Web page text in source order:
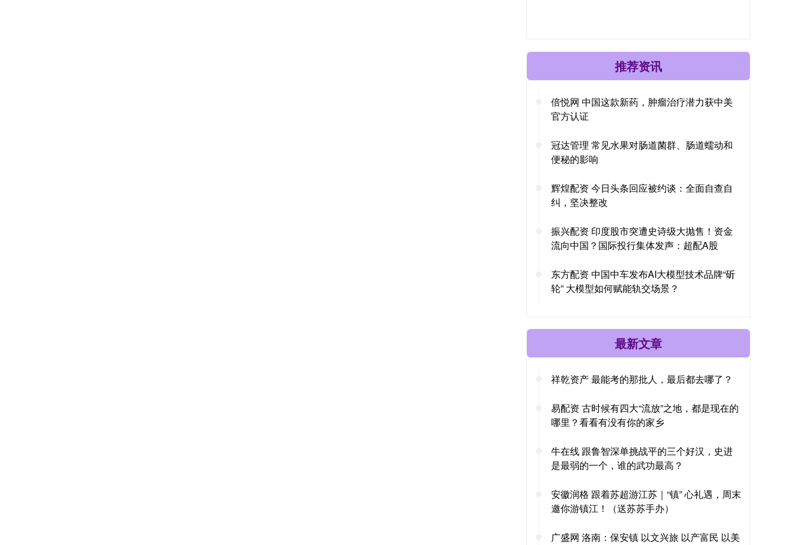
推荐资讯
倍悦网 中国这款新药，肿瘤治疗潜力获中美
官方认证
冠达管理 常见水果对肠道菌群、肠道蠕动和
便秘的影响
辉煌配资 今日头条回应被约谈：全面自查自
纠，坚决整改
振兴配资 印度股市突遭史诗级大抛售！资金
流向中国？国际投行集体发声：超配A股
东方配资 中国中车发布AI大模型技术品牌“斫
轮” 大模型如何赋能轨交场景？
最新文章
祥乾资产 最能考的那批人，最后都去哪了？
易配资 古时候有四大“流放”之地，都是现在的
哪里？看看有没有你的家乡
牛在线 跟鲁智深单挑战平的三个好汉，史进
是最弱的一个，谁的武功最高？
安徽润格 跟着苏超游江苏｜“镇” 心礼遇，周末
邀你游镇江！（送苏苏手办）
广盛网 洛南：保安镇 以文兴旅 以产富民 以美